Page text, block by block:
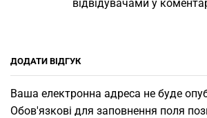
відвідувачами у
ДОДАТИ ВІДГУК
Ваша електронна адреса не буде
Обов'язкові для заповнення поля